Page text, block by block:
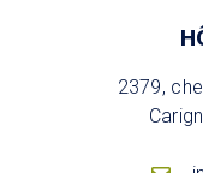
2379,